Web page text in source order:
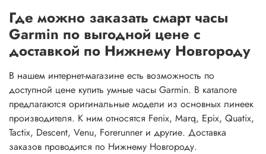
Где можно заказать смарт часы
Garmin по выгодной цене с
доставкой по Нижнему Новгороду
В нашем интернет-магазине есть возможность по
доступной цене купить умные часы Garmin. В каталоге
предлагаются оригинальные модели из основных линеек
производителя. К ним относятся Fenix, Marq, Epix, Quatix,
Tactix, Descent, Venu, Forerunner и другие. Доставка
заказов проводится по Нижнему Новгороду.